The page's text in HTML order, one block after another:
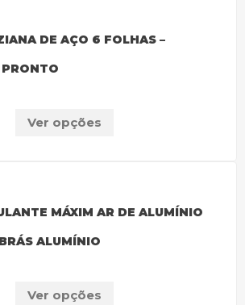
DE AÇO 6 FOLHAS –
Ver opções
MÁXIM AR DE ALUMÍNIO
ALUMÍNIO
Ver opções